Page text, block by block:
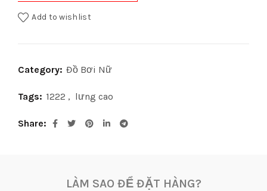
Add to wishlist
Category: Đồ Bơi Nữ
Tags: 1222 , lưng cao
Share
LÀM SAO ĐỂ ĐẶT HÀNG?